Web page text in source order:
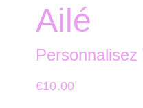
Ailé
€10.00